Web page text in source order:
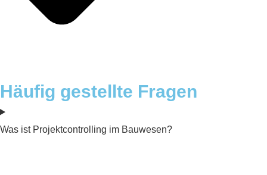
Häufig gestellte Fragen
Was ist Projektcontrolling im Bauwesen?